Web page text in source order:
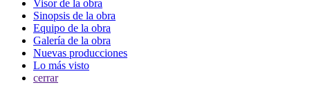
Visor de la obra
Sinopsis de la obra
Equipo de la obra
Galería de la obra
Nuevas producciones
Lo más visto
cerrar